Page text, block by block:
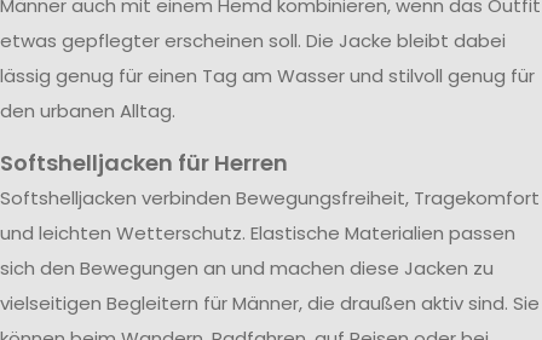
Männer auch mit einem Hemd kombinieren, wenn das Outfit
etwas gepflegter erscheinen soll. Die Jacke bleibt dabei
lässig genug für einen Tag am Wasser und stilvoll genug für
den urbanen Alltag.
Softshelljacken für Herren
Softshelljacken verbinden Bewegungsfreiheit, Tragekomfort
und leichten Wetterschutz. Elastische Materialien passen
sich den Bewegungen an und machen diese Jacken zu
vielseitigen Begleitern für Männer, die draußen aktiv sind. Sie